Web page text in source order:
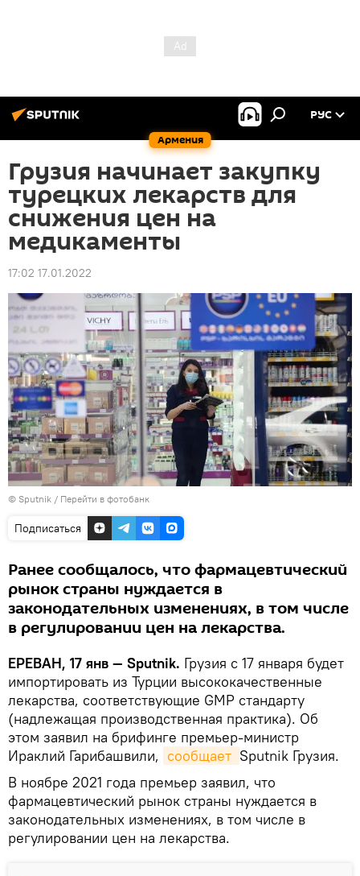
Армения
РУС
Грузия начинает закупку
турецких лекарств для
снижения цен на
медикаменты
17:02 17.01.2022
© Sputnik / Перейти в фотобанк
Подписаться
Ранее сообщалось, что фармацевтический
рынок страны нуждается в
законодательных изменениях, в том числе
в регулировании цен на лекарства.
ЕРЕВАН, 17 янв — Sputnik. Грузия с 17 января будет
импортировать из Турции высококачественные
лекарства, соответствующие GMP стандарту
(надлежащая производственная практика). Об
этом заявил на брифинге премьер-министр
Ираклий Гарибашвили, сообщает Sputnik Грузия.
В ноябре 2021 года премьер заявил, что
фармацевтический рынок страны нуждается в
законодательных изменениях, в том числе в
регулировании цен на лекарства.